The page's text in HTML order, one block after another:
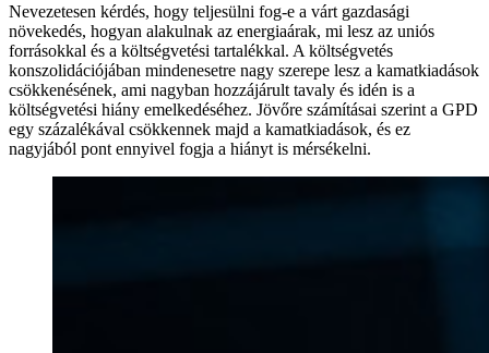
Nevezetesen kérdés, hogy teljesülni fog-e a várt gazdasági
növekedés, hogyan alakulnak az energiaárak, mi lesz az uniós
forrásokkal és a költségvetési tartalékkal. A költségvetés
konszolidációjában mindenesetre nagy szerepe lesz a kamatkiadások
csökkenésének, ami nagyban hozzájárult tavaly és idén is a
költségvetési hiány emelkedéséhez. Jövőre számításai szerint a GPD
egy százalékával csökkennek majd a kamatkiadások, és ez
nagyjából pont ennyivel fogja a hiányt is mérsékelni.